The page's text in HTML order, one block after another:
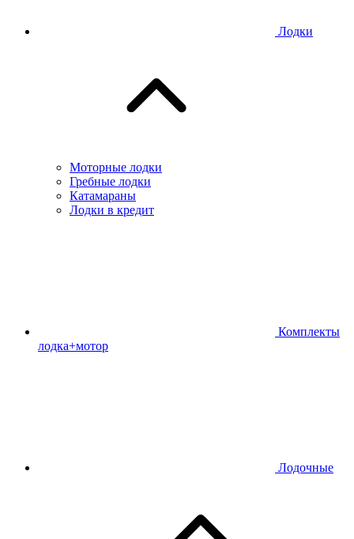
Лодки
Моторные лодки
Гребные лодки
Катамараны
Лодки в кредит
Комплекты
лодка+мотор
Лодочные